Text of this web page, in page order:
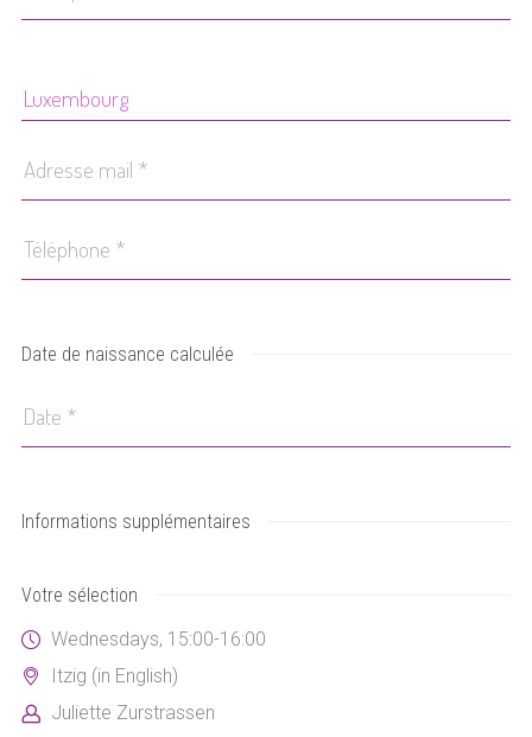
Date de naissance calculée
Informations supplémentaires
Votre sélection
Wednesdays, 15:00-16:00
Itzig (in English)
Juliette Zurstrassen